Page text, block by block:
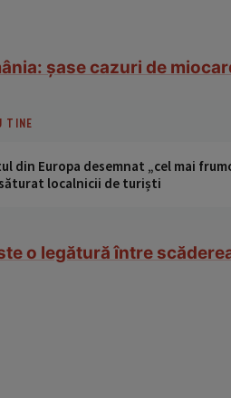
şase cazuri de
TINE
din Europa desemnat „cel mai
localnicii de turiști
o legătură între